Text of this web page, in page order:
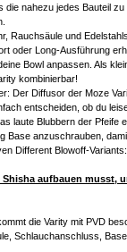
die nahezu jedes Bauteil
Rauchsäule und
oder Long-Ausführung
Bowl anpassen. Als
kombinierbar!
Der Diffusor der Moze
entscheiden, ob du
laute Blubbern der Pfeife
Base anzuschrauben,
Different Blowoff-
Shisha aufbauen musst,
die Varity mit PVD
Schlauchanschluss,